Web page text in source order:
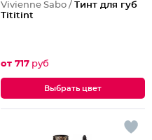
Vivienne Sabo / Тинт для губ
Tititint
от 717 руб
Выбрать цвет